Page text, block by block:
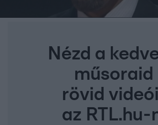
Nézd a
műsoraid
rövid
az RTL.hu-